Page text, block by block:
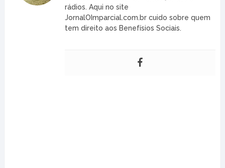
rádios. Aqui no site
JornalOImparcial.com.br cuido sobre quem
tem direito aos Benefísios Sociais.